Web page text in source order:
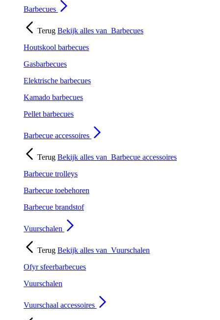
Barbecues
Terug Bekijk alles van Barbecues
Houtskool barbecues
Gasbarbecues
Elektrische barbecues
Kamado barbecues
Pellet barbecues
Barbecue accessoires
Terug Bekijk alles van Barbecue accessoires
Barbecue trolleys
Barbecue toebehoren
Barbecue brandstof
Vuurschalen
Terug Bekijk alles van Vuurschalen
Ofyr sfeerbarbecues
Vuurschalen
Vuurschaal accessoires